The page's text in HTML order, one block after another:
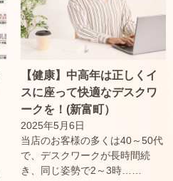
【健康】中高年は正しくイ
スに座って快適なデスクワ
ークを！(新富町）
2025年5月6日
当店のお客様の多くは40～50代
で、デスクワークが長時間続
き、同じ姿勢で2～3時……